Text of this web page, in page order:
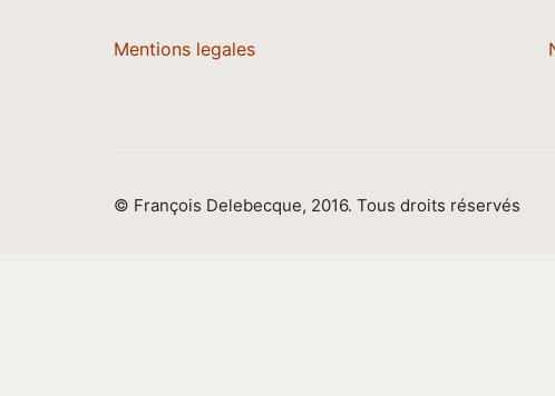
Mentions legales
© François Delebecque, 2016. Tous droits réservés